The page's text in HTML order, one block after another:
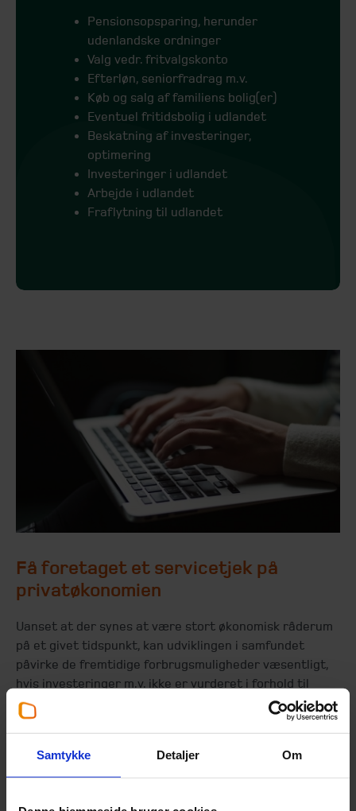
Samtykke Detaljer Om
Pensionsopsparing, herunder
udenlandske ordninger
Valg vedr. fritvalgskonto
Efterløn, seniorfradrag m.v.
Køb og salg af familiens bolig(er)
Eventuel fritidsbolig i udlandet
Beskatning af investeringer,
optimering
Investeringer i udlandet
Arbejde i udlandet
Fraflytning til udlandet
Få foretaget et servicetjek på
privatøkonomien
Uanset at der synes at være stort økonomisk råderum
på et givet tidspunkt, kan udviklingen i samfundet
påvirke de fremtidige forbrugsmuligheder væsentligt,
hvis investeringer m.v. ikke er vurderet i forhold til
risiko og omsættelighed. Der kan være betydelige
fordele ved at foretage et jævnligt servicetjek på